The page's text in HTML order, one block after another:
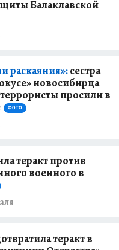
Балаклавской
раскаяния»:сестра
новосибирца
террористы просили в
ФОТО
теракт против
военного в
теракт в